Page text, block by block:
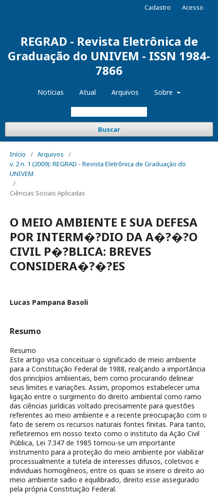
REGRAD - Revista Eletrônica de
Graduação do UNIVEM - ISSN 1984-
7866
Notícias Atual Arquivos Sobre
Buscar
Cadastro Acesso
Início / Arquivos
/
v. 2 n. 1 (2009): REGRAD - Revista Eletrônica de Graduação do
UNIVEM
/
Ciências Sociais Aplicadas
O MEIO AMBIENTE E SUA DEFESA
POR INTERM�?DIO DA A�?�?O
CIVIL P�?BLICA: BREVES
CONSIDERA�?�?ES
Lucas Pampana Basoli
Resumo
Resumo
Este artigo visa conceituar o significado de meio ambiente
para a Constituição Federal de 1988, realçando a importância
dos princípios ambientais, bem como procurando delinear
seus limites e variações. Assim, propomos estabelecer uma
ligação entre o surgimento do direito ambiental como ramo
das ciências jurídicas voltado precisamente para questões
referentes ao meio ambiente e a recente preocupação com o
fato de serem os recursos naturais fontes finitas. Para tanto,
refletiremos em nosso texto como o instituto da Ação Civil
Pública, Lei 7.347 de 1985 tornou-se um importante
instrumento para a proteção do meio ambiente por viabilizar
processualmente a tutela de interesses difusos, coletivos e
individuais homogêneos, entre os quais se insere o direito ao
meio ambiente sadio e equilibrado, direito esse assegurado
pela própria Constituição Federal.